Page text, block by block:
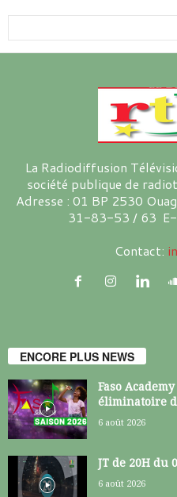
La Radiodiffusion
société publique de
Adresse : 01 BP 2530
31-83-53 / 63
Contact:
ENCORE PLUS NEWS
Faso
éliminatoire
6 août 2026
JT de 20H du
6 août 2026